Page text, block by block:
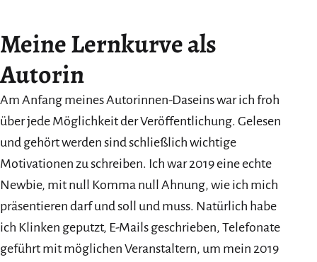
Meine Lernkurve als
Autorin
Am Anfang meines Autorinnen-Daseins war ich froh
über jede Möglichkeit der Veröffentlichung. Gelesen
und gehört werden sind schließlich wichtige
Motivationen zu schreiben. Ich war 2019 eine echte
Newbie, mit null Komma null Ahnung, wie ich mich
präsentieren darf und soll und muss. Natürlich habe
ich Klinken geputzt, E-Mails geschrieben, Telefonate
geführt mit möglichen Veranstaltern, um mein 2019